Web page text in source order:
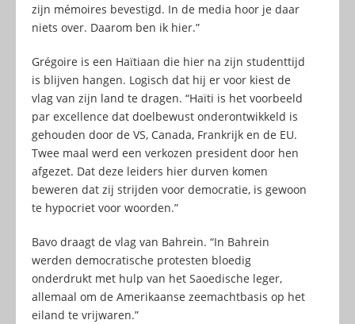
zijn mémoires bevestigd. In de media hoor je daar
niets over. Daarom ben ik hier.”
Grégoire is een Haïtiaan die hier na zijn studenttijd
is blijven hangen. Logisch dat hij er voor kiest de
vlag van zijn land te dragen. “Haïti is het voorbeeld
par excellence dat doelbewust onderontwikkeld is
gehouden door de VS, Canada, Frankrijk en de EU.
Twee maal werd een verkozen president door hen
afgezet. Dat deze leiders hier durven komen
beweren dat zij strijden voor democratie, is gewoon
te hypocriet voor woorden.”
Bavo draagt de vlag van Bahrein. “In Bahrein
werden democratische protesten bloedig
onderdrukt met hulp van het Saoedische leger,
allemaal om de Amerikaanse zeemachtbasis op het
eiland te vrijwaren.”